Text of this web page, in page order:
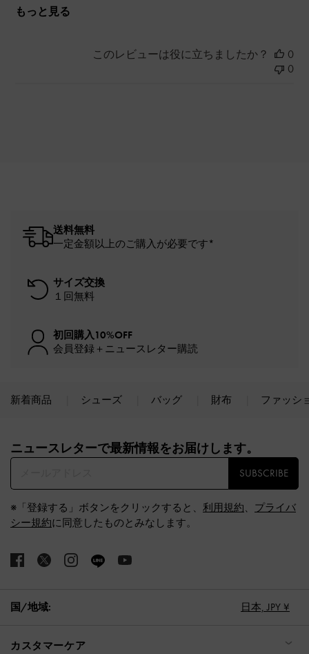
もっと見る
このレビューは役に立ちましたか？
0
0
送料無料
一定金額以上のご購入が必要です*
サイズ交換
１回無料
初回購入10%OFF
会員登録＋ニュースレター購読
新着商品 シューズ バッグ 財布 ファッシ
ニュースレターで最新情報をお届けします。​
SUBSCRIBE
※「登録する」ボタンをクリックすると、 利用規約、 プライバ
シー規約に同意したものとみなします。
国/地域: 日本, JPY ¥
カスタマーケア